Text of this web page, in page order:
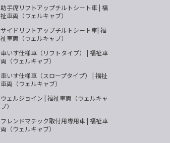
助手席リフトアップチルトシート車 | 福
祉車両（ウェルキャブ）
サイドリフトアップチルトシート車| 福
祉車両（ウェルキャブ）
車いす仕様車（リフトタイプ） | 福祉車
両（ウェルキャブ）
車いす仕様車（スロープタイプ） | 福祉
車両（ウェルキャブ）
ウェルジョイン | 福祉車両（ウェルキャ
ブ）
フレンドマチック取付用専用車 | 福祉車
両（ウェルキャブ）